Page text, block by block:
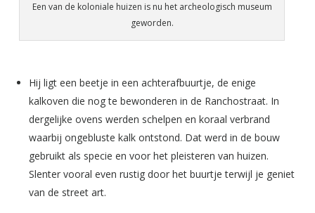
Een van de koloniale huizen is nu het archeologisch museum
geworden.
Hij ligt een beetje in een achterafbuurtje, de enige
kalkoven die nog te bewonderen in de Ranchostraat. In
dergelijke ovens werden schelpen en koraal verbrand
waarbij ongebluste kalk ontstond. Dat werd in de bouw
gebruikt als specie en voor het pleisteren van huizen.
Slenter vooral even rustig door het buurtje terwijl je geniet
van de street art.